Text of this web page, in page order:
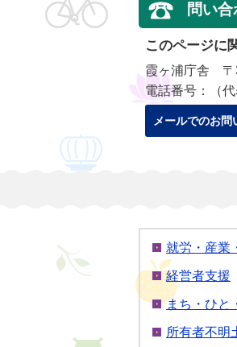
問い
このページに
霞ヶ浦庁舎 〒
電話番号：（
メールでのお問
就労・産業
経営者支援
まち・ひと
所有者不明